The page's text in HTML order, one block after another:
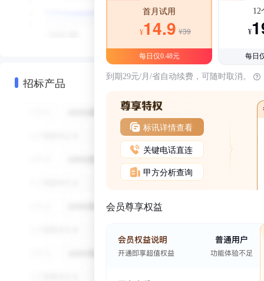
招标产品
首月试用
¥14.9 ¥39
每日仅0.48元
12
¥
每日
到期29元/月/省自动续费，可随时取消。
标讯详情查看
关键电话直连
甲方分析查询
会员尊享权益